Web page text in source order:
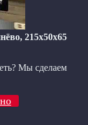
215x50x65
Мы сделаем